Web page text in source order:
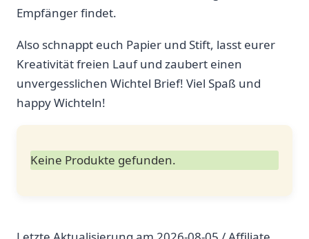
Empfänger findet.
Also schnappt euch Papier und Stift, lasst eurer
Kreativität freien Lauf und zaubert einen
unvergesslichen Wichtel Brief! Viel Spaß und
happy Wichteln!
Keine Produkte gefunden.